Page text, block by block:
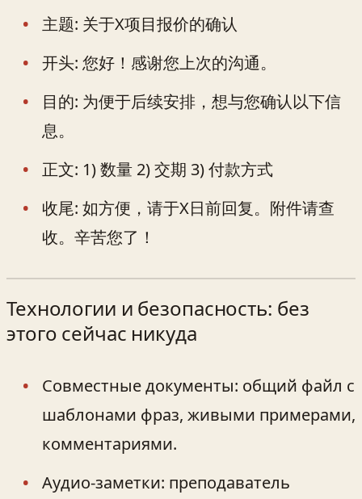
主题: 关于X项目报价的确认
开头: 您好！感谢您上次的沟通。
目的: 为便于后续安排，想与您确认以下信
息。
正文: 1) 数量 2) 交期 3) 付款方式
收尾: 如方便，请于X日前回复。附件请查
收。辛苦您了！
Технологии и безопасность: без
этого сейчас никуда
Совместные документы: общий файл с
шаблонами фраз, живыми примерами,
комментариями.
Аудио-заметки: преподаватель